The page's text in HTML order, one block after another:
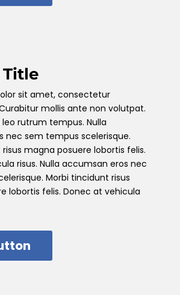
sit amet, consectetur
mollis ante non volutpat.
rutrum tempus. Nulla
nec sem tempus scelerisque.
magna posuere lobortis felis.
risus. Nulla accumsan eros nec
Morbi tincidunt risus
lobortis felis. Donec at vehicula